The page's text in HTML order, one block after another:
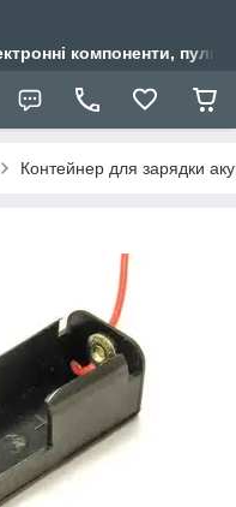
компоненти,
Контейнер для зарядки